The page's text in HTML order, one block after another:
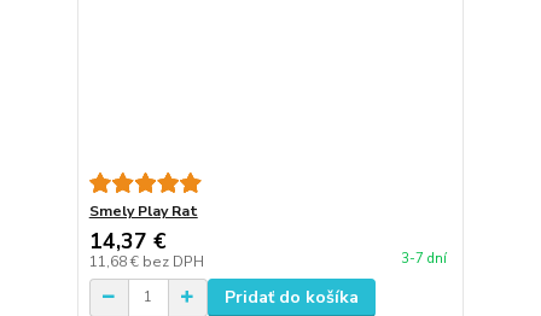
Smely Play Rat
14,37 €
11,68 € bez DPH 3-7 dní
Pridať do košíka